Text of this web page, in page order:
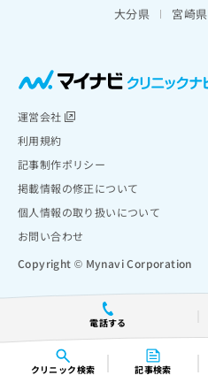
クリニック検索 記事検索
電話する
大分県
宮崎県
運営会社
利用規約
記事制作ポリシー
掲載情報の修正について
個人情報の取り扱いについて
お問い合わせ
Copyright © Mynavi Corporation